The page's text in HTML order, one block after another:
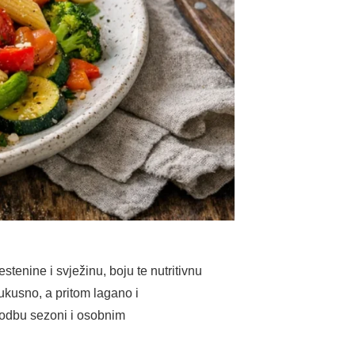
i svježinu, boju te nutritivnu
a pritom lagano i
sezoni i osobnim